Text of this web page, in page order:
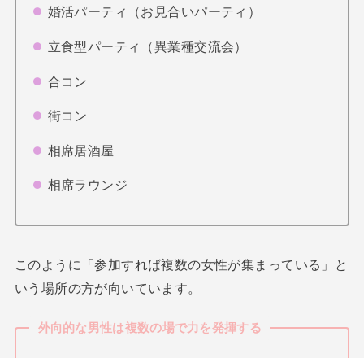
婚活パーティ（お見合いパーティ）
立食型パーティ（異業種交流会）
合コン
街コン
相席居酒屋
相席ラウンジ
このように「参加すれば複数の女性が集まっている」と
いう場所の方が向いています。
外向的な男性は複数の場で力を発揮する